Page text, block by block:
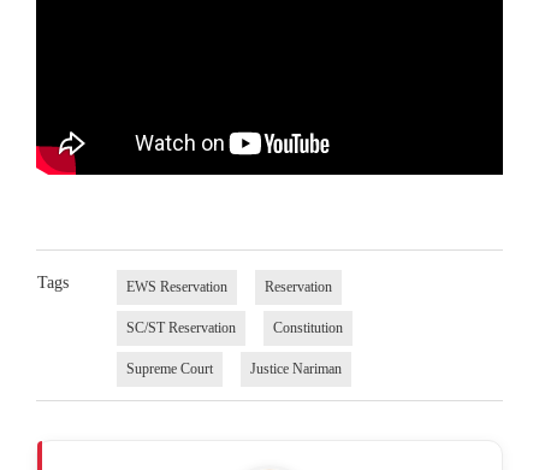
Tags EWS Reservation Reservation
SC/ST Reservation Constitution
Supreme Court Justice Nariman